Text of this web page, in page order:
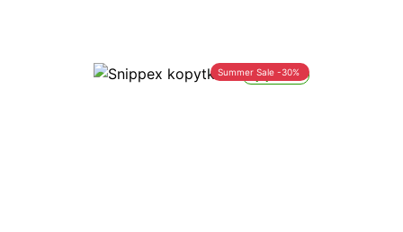
Wysyłka 24h
Summer Sale -30%